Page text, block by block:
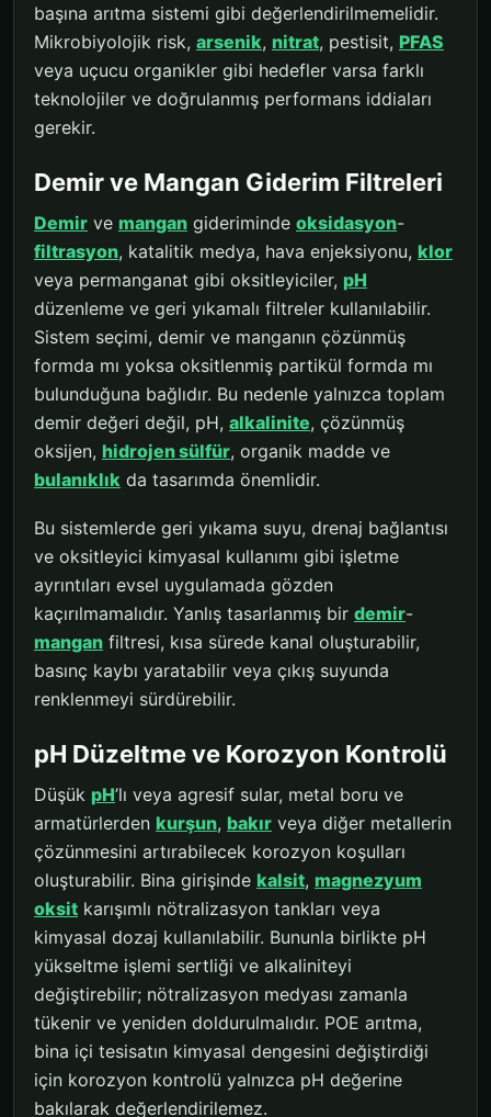
başına arıtma sistemi gibi değerlendirilmemelidir.
Mikrobiyolojik risk, arsenik, nitrat, pestisit, PFAS
veya uçucu organikler gibi hedefler varsa farklı
teknolojiler ve doğrulanmış performans iddiaları
gerekir.
Demir ve Mangan Giderim Filtreleri
Demir ve mangan gideriminde oksidasyon-
filtrasyon, katalitik medya, hava enjeksiyonu, klor
veya permanganat gibi oksitleyiciler, pH
düzenleme ve geri yıkamalı filtreler kullanılabilir.
Sistem seçimi, demir ve manganın çözünmüş
formda mı yoksa oksitlenmiş partikül formda mı
bulunduğuna bağlıdır. Bu nedenle yalnızca toplam
demir değeri değil, pH, alkalinite, çözünmüş
oksijen, hidrojen sülfür, organik madde ve
bulanıklık da tasarımda önemlidir.
Bu sistemlerde geri yıkama suyu, drenaj bağlantısı
ve oksitleyici kimyasal kullanımı gibi işletme
ayrıntıları evsel uygulamada gözden
kaçırılmamalıdır. Yanlış tasarlanmış bir demir-
mangan filtresi, kısa sürede kanal oluşturabilir,
basınç kaybı yaratabilir veya çıkış suyunda
renklenmeyi sürdürebilir.
pH Düzeltme ve Korozyon Kontrolü
Düşük pH’lı veya agresif sular, metal boru ve
armatürlerden kurşun, bakır veya diğer metallerin
çözünmesini artırabilecek korozyon koşulları
oluşturabilir. Bina girişinde kalsit, magnezyum
oksit karışımlı nötralizasyon tankları veya
kimyasal dozaj kullanılabilir. Bununla birlikte pH
yükseltme işlemi sertliği ve alkaliniteyi
değiştirebilir; nötralizasyon medyası zamanla
tükenir ve yeniden doldurulmalıdır. POE arıtma,
bina içi tesisatın kimyasal dengesini değiştirdiği
için korozyon kontrolü yalnızca pH değerine
bakılarak değerlendirilemez.